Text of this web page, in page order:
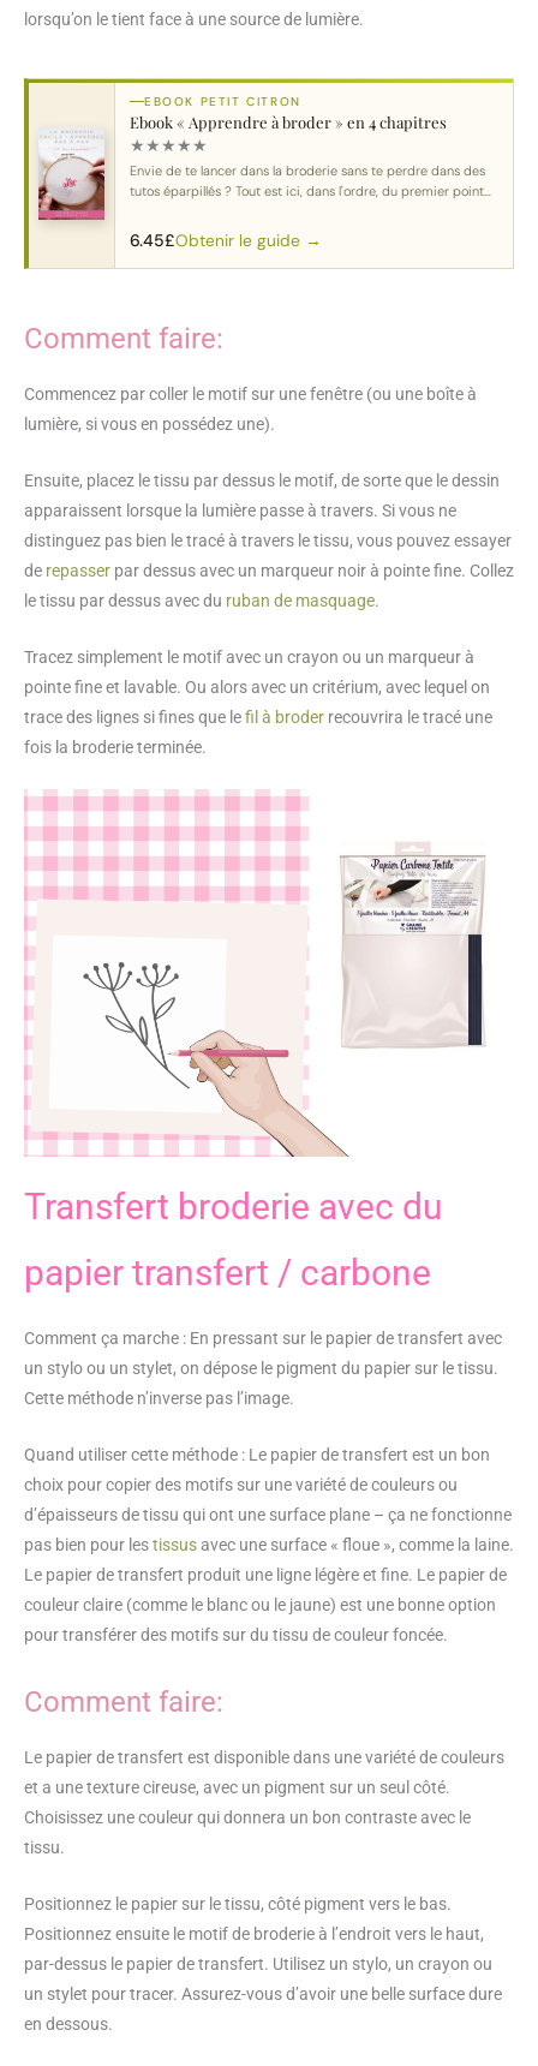
lorsqu’on le tient face à une source de lumière.
EBOOK PETIT CITRON
Ebook « Apprendre à broder » en 4 chapitres
★★★★★
Envie de te lancer dans la broderie sans te perdre dans des
tutos éparpillés ? Tout est ici, dans l'ordre, du premier point
6.45£Obtenir le guide →
Comment faire:
Commencez par coller le motif sur une fenêtre (ou une boîte à
lumière, si vous en possédez une).
Ensuite, placez le tissu par dessus le motif, de sorte que le dessin
apparaissent lorsque la lumière passe à travers. Si vous ne
distinguez pas bien le tracé à travers le tissu, vous pouvez essayer
de repasser par dessus avec un marqueur noir à pointe fine. Collez
le tissu par dessus avec du ruban de masquage.
Tracez simplement le motif avec un crayon ou un marqueur à
pointe fine et lavable. Ou alors avec un critérium, avec lequel on
trace des lignes si fines que lefil à broder recouvrira le tracé une
fois la broderie terminée.
Transfert broderie avec du
papier transfert / carbone
Comment ça marche : En pressant sur le papier de transfert avec
un stylo ou un stylet, on dépose le pigment du papier sur le tissu.
Cette méthode n’inverse pas l’image.
Quand utiliser cette méthode : Le papier de transfert est un bon
choix pour copier des motifs sur une variété de couleurs ou
d’épaisseurs de tissu qui ont une surface plane – ça ne fonctionne
pas bien pour lestissusavec une surface « floue », comme la laine.
Le papier de transfert produit une ligne légère et fine. Le papier de
couleur claire (comme le blanc ou le jaune) est une bonne option
pour transférer des motifs sur du tissu de couleur foncée.
Comment faire:
Le papier de transfert est disponible dans une variété de couleurs
et a une texture cireuse, avec un pigment sur un seul côté.
Choisissez une couleur qui donnera un bon contraste avec le
tissu.
Positionnez le papier sur le tissu, côté pigment vers le bas.
Positionnez ensuite le motif de broderie à l’endroit vers le haut,
par-dessus le papier de transfert. Utilisez un stylo, un crayon ou
un stylet pour tracer. Assurez-vous d’avoir une belle surface dure
en dessous.